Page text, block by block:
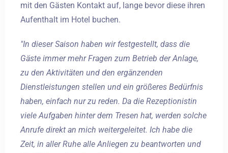
mit den Gästen Kontakt auf, lange bevor diese ihren
Aufenthalt im Hotel buchen.
"In dieser Saison haben wir festgestellt, dass die
Gäste immer mehr Fragen zum Betrieb der Anlage,
zu den Aktivitäten und den ergänzenden
Dienstleistungen stellen und ein größeres Bedürfnis
haben, einfach nur zu reden. Da die Rezeptionistin
viele Aufgaben hinter dem Tresen hat, werden solche
Anrufe direkt an mich weitergeleitet. Ich habe die
Zeit, in aller Ruhe alle Anliegen zu beantworten und